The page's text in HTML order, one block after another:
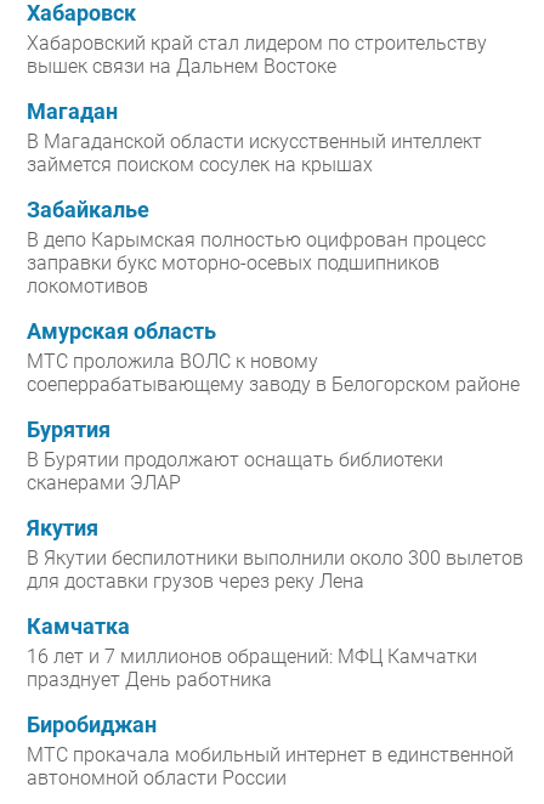
Хабаровск
Хабаровский край стал лидером по строительству
вышек связи на Дальнем Востоке
Магадан
В Магаданской области искусственный интеллект
займется поиском сосулек на крышах
Забайкалье
В депо Карымская полностью оцифрован процесс
заправки букс моторно-осевых подшипников
локомотивов
Амурская область
МТС проложила ВОЛС к новому
соеперрабатывающему заводу в Белогорском районе
Бурятия
В Бурятии продолжают оснащать библиотеки
сканерами ЭЛАР
Якутия
В Якутии беспилотники выполнили около 300 вылетов
для доставки грузов через реку Лена
Камчатка
16 лет и 7 миллионов обращений: МФЦ Камчатки
празднует День работника
Биробиджан
МТС прокачала мобильный интернет в единственной
автономной области России